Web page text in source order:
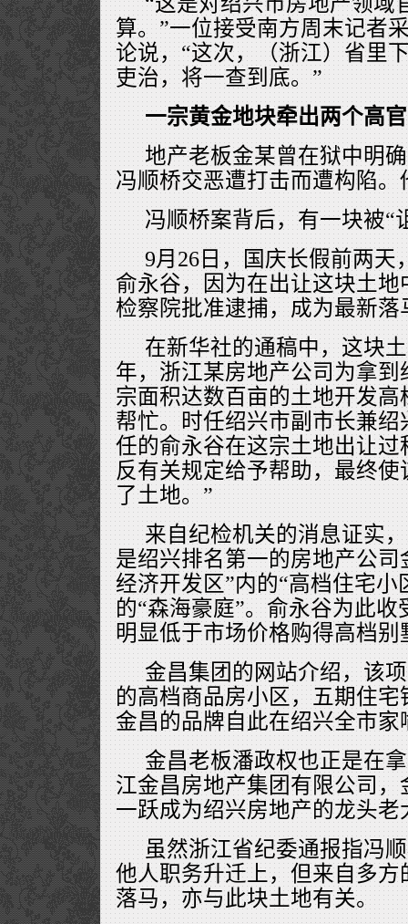
算。”一位接受南方周末记者
论说，“这次，（浙江）省里
吏治，将一查到底。”
一宗黄金地块牵出两个高官
地产老板金某曾在狱中明
冯顺桥交恶遭打击而遭构陷
冯顺桥案背后，有一块被“
9月26日，国庆长假前两天
俞永谷，因为在出让这块土
检察院批准逮捕，成为最新落
在新华社的通稿中，这块
年，浙江某房地产公司为拿
宗面积达数百亩的土地开发
帮忙。时任绍兴市副市长兼
任的俞永谷在这宗土地出让
反有关规定给予帮助，最终
了土地。”
来自纪检机关的消息证实
是绍兴排名第一的房地产公司
经济开发区”内的“高档住宅小
的“森海豪庭”。俞永谷为此
明显低于市场价格购得高档别
金昌集团的网站介绍，该
的高档商品房小区，五期住宅
金昌的品牌自此在绍兴全市家
金昌老板潘政权也正是在
江金昌房地产集团有限公司
一跃成为绍兴房地产的龙头老
虽然浙江省纪委通报指冯
他人职务升迁上，但来自多
落马，亦与此块土地有关。